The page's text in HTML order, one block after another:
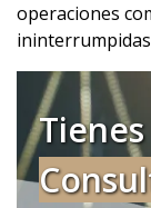
operaciones